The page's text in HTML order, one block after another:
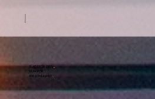
PLATS FÖR DRIV.
RUM FÖR
PERSONLIGHET